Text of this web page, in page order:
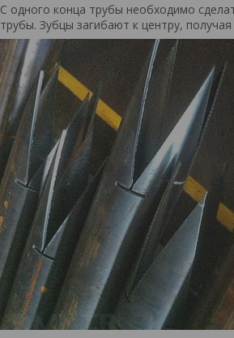
С одного конца трубы необходимо
трубы. Зубцы загибают к центру,